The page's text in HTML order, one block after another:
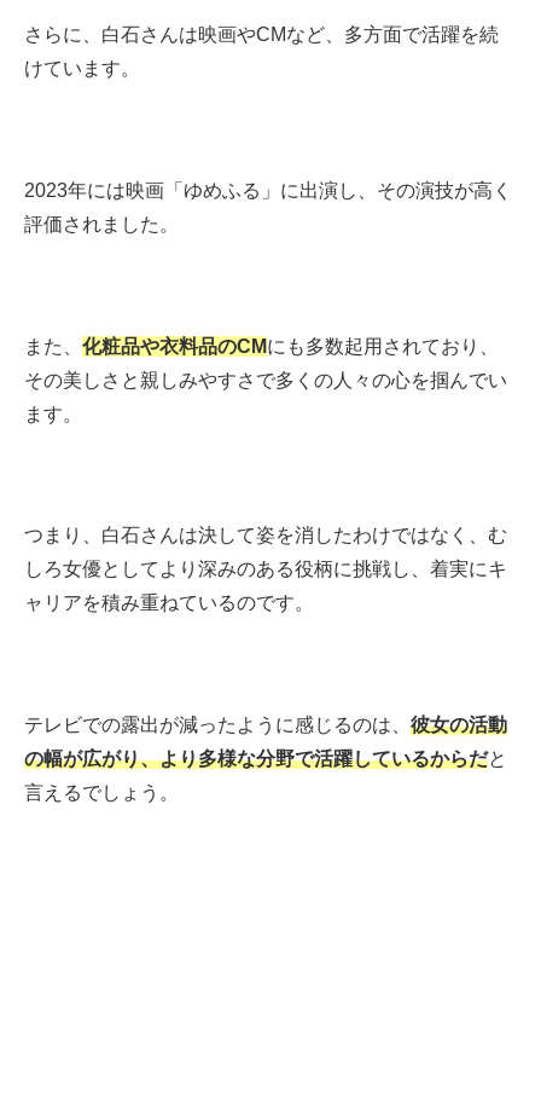
さらに、白石さんは映画やCMなど、多方面で活躍を続
けています。
2023年には映画「ゆめふる」に出演し、その演技が高く
評価されました。
また、 化粧品や衣料品のCMにも多数起用されており、
その美しさと親しみやすさで多くの人々の心を掴んでい
ます。
つまり、白石さんは決して姿を消したわけではなく、む
しろ女優としてより深みのある役柄に挑戦し、着実にキ
ャリアを積み重ねているのです。
テレビでの露出が減ったように感じるのは、 彼女の活動
の幅が広がり、より多様な分野で活躍しているからだと
言えるでしょう。